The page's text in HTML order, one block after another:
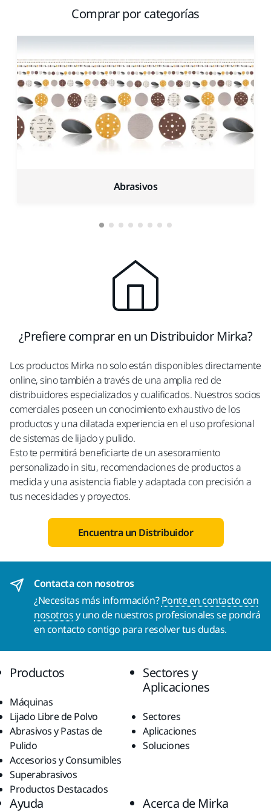
Comprar por categorías
Abrasivos
¿Prefiere comprar en un Distribuidor Mirka?
Los productos Mirka no solo están disponibles directamente
online, sino también a través de una amplia red de
distribuidores especializados y cualificados. Nuestros socios
comerciales poseen un conocimiento exhaustivo de los
productos y una dilatada experiencia en el uso profesional
de sistemas de lijado y pulido.
Esto te permitirá beneficiarte de un asesoramiento
personalizado in situ, recomendaciones de productos a
medida y una asistencia fiable y adaptada con precisión a
tus necesidades y proyectos.
Encuentra un Distribuidor
Contacta con nosotros
¿Necesitas más información?Ponte en contacto con
nosotrosy uno de nuestros profesionales se pondrá
en contacto contigo para resolver tus dudas.
Productos
Máquinas
Lijado Libre de Polvo
Abrasivos y Pastas de
Pulido
Accesorios y Consumibles
Superabrasivos
Productos Destacados
Sectores y
Aplicaciones
Sectores
Aplicaciones
Soluciones
Ayuda Acerca de Mirka